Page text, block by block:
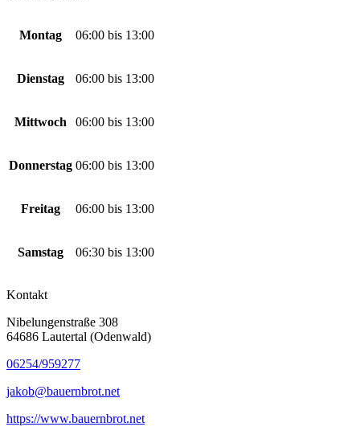
Montag 06:00 bis 13:00
Dienstag 06:00 bis 13:00
Mittwoch 06:00 bis 13:00
Donnerstag 06:00 bis 13:00
Freitag 06:00 bis 13:00
Samstag 06:30 bis 13:00
Kontakt
Nibelungenstraße 308
64686 Lautertal (Odenwald)
06254/959277
jakob@bauernbrot.net
https://www.bauernbrot.net